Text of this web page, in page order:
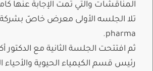
المناقشات والتي تمت الإجابة عنها
pharma.
ثم افتتحت الجلسة الثانية مع الدكتور
رئيس قسم الكيمياء الحيوية والأحياء